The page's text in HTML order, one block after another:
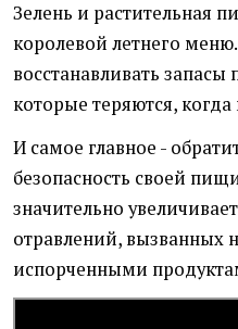
Зелень и растительная
королевой летнего
восстанавливать
которые теряются,
И самое главное -
безопасность своей
значительно
отравлений, вызванных
испорченными